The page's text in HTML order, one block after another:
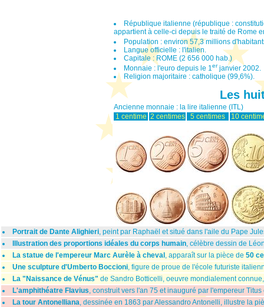
République italienne (république :
appartient à celle-ci depuis le traité de Rome
Population : environ 57,3 millions
Langue officielle : l'italien.
Capitale : ROME (2 656 000 hab.)
Monnaie : l'euro depuis le 1er janvier 2002.
Religion majoritaire : catholique (99,6%).
Les
Ancienne monnaie : la lire italienne (ITL)
1 centime 2 centimes 5 centimes 10
Portrait de Dante Alighieri, peint par Raphaël et situé dans l'aile du Pape
Illustration des proportions idéales du corps humain, célèbre dessin de
La statue de l'empereur Marc Aurèle à cheval , apparaît sur la pièce de 50
Une sculpture d'Umberto Boccioni, figure de proue de l'école futuriste
La "Naissance de Vénus" de Sandro Botticelli, oeuvre mondialement
L'amphithéatre Flavius, construit vers l'an 75 et inauguré par l'empereur
La tour Antonelliana, dessinée en 1863 par Alessandro Antonelli, illustre la